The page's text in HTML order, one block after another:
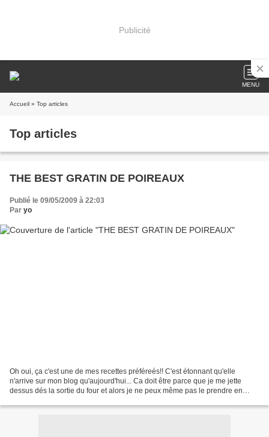
Publicité
MENU
Accueil » Top articles
Top articles
THE BEST GRATIN DE POIREAUX
Publié le 09/05/2009 à 22:03
Par yo
Oh oui, ça c'est une de mes recettes préféreés!! C'est étonnant qu'elle
n'arrive sur mon blog qu'aujourd'hui... Ca doit être parce que je me jette
dessus dés la sortie du four et alors je ne peux même pas le prendre en